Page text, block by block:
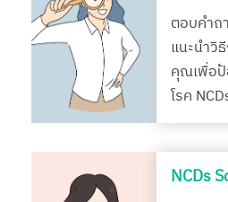
ตอบคำถ
แนะนำวิ
คุณเพื่อป้
โรค
NCDs